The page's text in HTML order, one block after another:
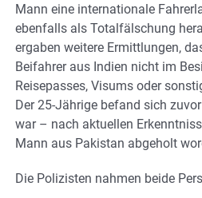
Mann eine internationale
ebenfalls als Totalfälschung
ergaben weitere Ermittlungen,
Beifahrer aus Indien nicht im
Reisepasses, Visums oder
Der 25-Jährige befand sich
war – nach aktuellen
Mann aus Pakistan abgeholt
Die Polizisten nahmen beide